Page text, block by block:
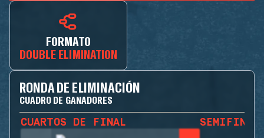
FORMATO
DOUBLE ELIMINATION
RONDA DE ELIMINACIÓN
CUADRO DE GANADORES
CUARTOS DE FINAL SEMIFINAL